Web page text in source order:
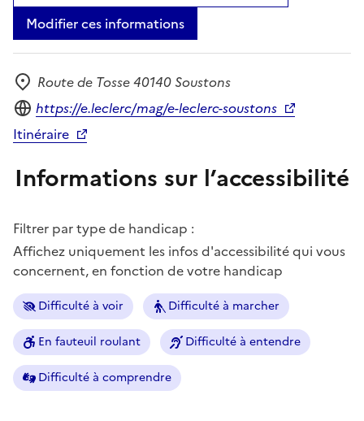
Modifier ces informations
Adresse
Route de Tosse 40140 Soustons
Site internet
https://e.leclerc/mag/e-leclerc-soustons
Itinéraire
Informations sur l’accessibilité
Filtrer par type de handicap :
Affichez uniquement les infos d'accessibilité qui vous
concernent, en fonction de votre handicap
Difficulté à voir Difficulté à marcher
En fauteuil roulant Difficulté à entendre
Difficulté à comprendre